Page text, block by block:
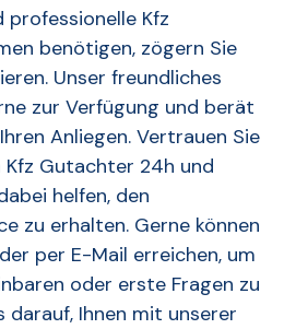
professionelle Kfz
benötigen, zögern Sie
Unser freundliches
zur Verfügung und berät
Anliegen. Vertrauen Sie
Gutachter 24h und
helfen, den
zu erhalten. Gerne können
per E-Mail erreichen, um
oder erste Fragen zu
darauf, Ihnen mit unserer